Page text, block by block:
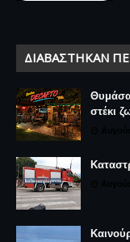
ΔΙΑΒΆΣΤΗΚΑΝ
στέκι